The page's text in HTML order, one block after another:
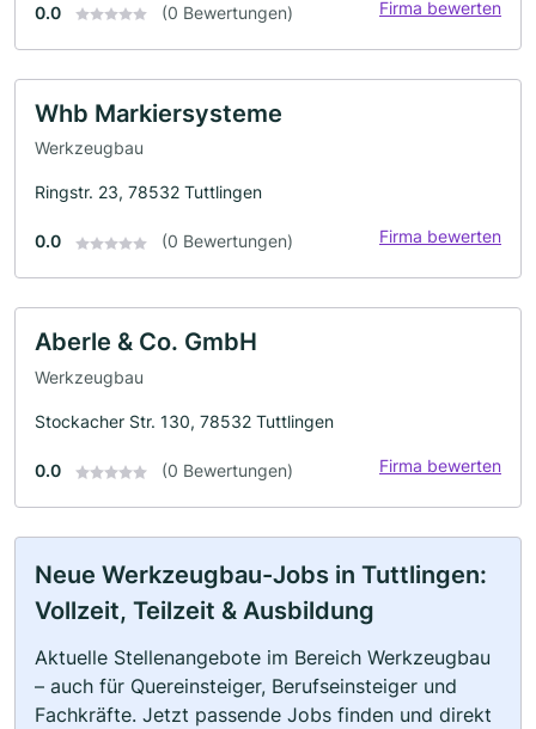
0.0 (0 Bewertungen) Firma bewerten
Whb Markiersysteme
Werkzeugbau
Ringstr. 23, 78532 Tuttlingen
0.0 (0 Bewertungen) Firma bewerten
Aberle & Co. GmbH
Werkzeugbau
Stockacher Str. 130, 78532 Tuttlingen
0.0 (0 Bewertungen) Firma bewerten
Neue Werkzeugbau-Jobs in Tuttlingen:
Vollzeit, Teilzeit & Ausbildung
Aktuelle Stellenangebote im Bereich Werkzeugbau
– auch für Quereinsteiger, Berufseinsteiger und
Fachkräfte. Jetzt passende Jobs finden und direkt